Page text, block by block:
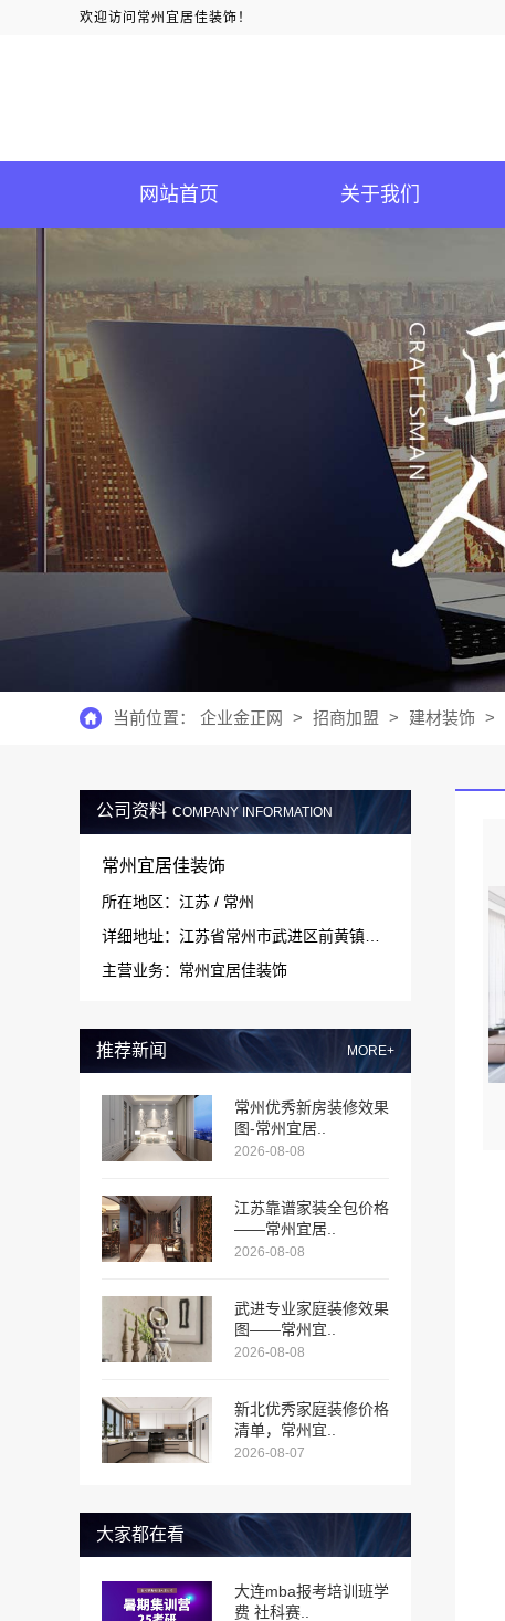
欢迎访问常州宜居佳装饰！
网站首页 关于我们
当前位置： 企业金正网 > 招商加盟 > 建材装饰 >
公司资料 COMPANY INFORMATION
常州宜居佳装饰
所在地区：江苏 / 常州
主营业务：常州宜居佳装饰
推荐新闻 MORE+
常州优秀新房装修效果
图-常州宜居..
2026-08-08
江苏靠谱家装全包价格
——常州宜居..
2026-08-08
武进专业家庭装修效果
图——常州宜..
2026-08-08
新北优秀家庭装修价格
清单，常州宜..
2026-08-07
大家都在看
大连mba报考培训班学
费 社科赛..